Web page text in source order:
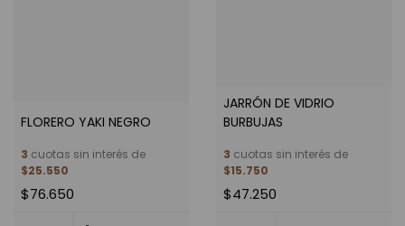
FLORERO YAKI NEGRO
3 cuotas sin interés de
$25.550
$76.650
JARRÓN DE VIDRIO
BURBUJAS
3 cuotas sin interés de
$15.750
$47.250